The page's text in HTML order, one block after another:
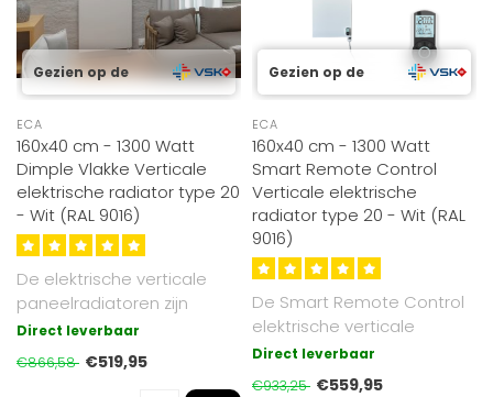
Gezien op de
ECA
160x40 cm - 1300 Watt
Dimple Vlakke Verticale
elektrische radiator type 20
- Wit (RAL 9016)
De elektrische verticale
paneelradiatoren zijn
extreem veilig, stil en
eenvoudig..
Direct leverbaar
€866,58 €519,95
Gezien op de
ECA
160x40 cm - 1300 Watt
Smart Remote Control
Verticale elektrische
radiator type 20 - Wit (RAL
9016)
De Smart Remote Control
elektrische verticale
paneelradiatoren zijn
extreem veil..
Direct leverbaar
€933,25 €559,95